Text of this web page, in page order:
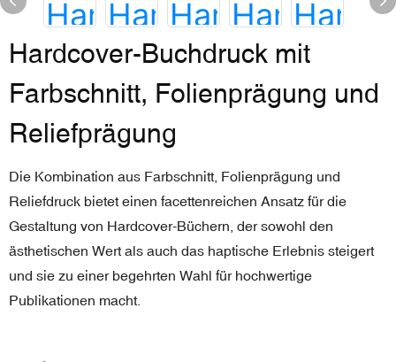
Hardcover-Buchdruck mit
Farbschnitt, Folienprägung und
Reliefprägung
Die Kombination aus Farbschnitt, Folienprägung und
Reliefdruck bietet einen facettenreichen Ansatz für die
Gestaltung von Hardcover-Büchern, der sowohl den
ästhetischen Wert als auch das haptische Erlebnis steigert
und sie zu einer begehrten Wahl für hochwertige
Publikationen macht.